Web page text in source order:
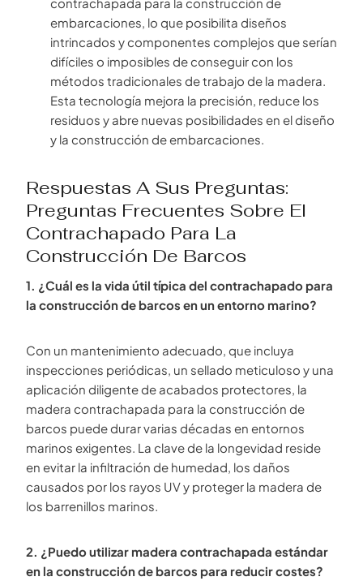
embarcaciones, lo que posibilita diseños
intrincados y componentes complejos que serían
difíciles o imposibles de conseguir con los
métodos tradicionales de trabajo de la madera.
Esta tecnología mejora la precisión, reduce los
residuos y abre nuevas posibilidades en el diseño
y la construcción de embarcaciones.
Respuestas A Sus Preguntas:
Preguntas Frecuentes Sobre El
Contrachapado Para La
Construcción De Barcos
1. ¿Cuál es la vida útil típica del contrachapado para
la construcción de barcos en un entorno marino?
Con un mantenimiento adecuado, que incluya
inspecciones periódicas, un sellado meticuloso y una
aplicación diligente de acabados protectores, la
madera contrachapada para la construcción de
barcos puede durar varias décadas en entornos
marinos exigentes. La clave de la longevidad reside
en evitar la infiltración de humedad, los daños
causados por los rayos UV y proteger la madera de
los barrenillos marinos.
2. ¿Puedo utilizar madera contrachapada estándar
en la construcción de barcos para reducir costes?